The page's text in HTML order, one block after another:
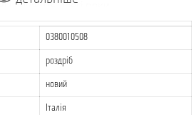
і служить довгі роки.
0380010508
роздріб
новий
Італія